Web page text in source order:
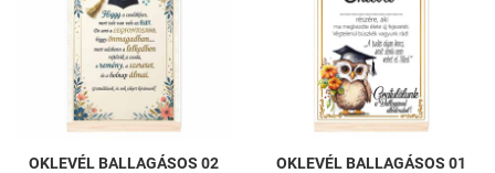
OKLEVÉL BALLAGÁSOS 02
OKLEVÉL BALLAGÁSOS 01